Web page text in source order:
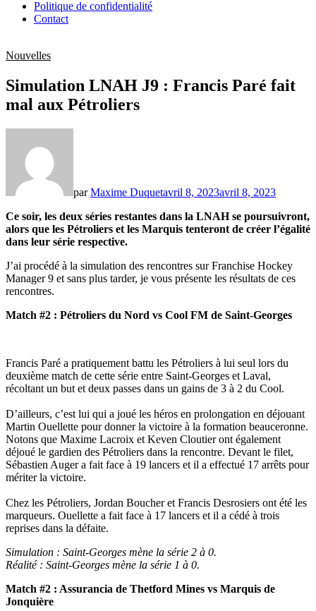
Politique de confidentialité
Contact
Nouvelles
Simulation LNAH J9 : Francis Paré fait
mal aux Pétroliers
parMaxime Duquetavril 8, 2023avril 8, 2023
Ce soir, les deux séries restantes dans la LNAH se poursuivront,
alors que les Pétroliers et les Marquis tenteront de créer l’égalité
dans leur série respective.
J’ai procédé à la simulation des rencontres sur Franchise Hockey
Manager 9 et sans plus tarder, je vous présente les résultats de ces
rencontres.
Match #2 : Pétroliers du Nord vs Cool FM de Saint-Georges
Francis Paré a pratiquement battu les Pétroliers à lui seul lors du
deuxième match de cette série entre Saint-Georges et Laval,
récoltant un but et deux passes dans un gains de 3 à 2 du Cool.
D’ailleurs, c’est lui qui a joué les héros en prolongation en déjouant
Martin Ouellette pour donner la victoire à la formation beauceronne.
Notons que Maxime Lacroix et Keven Cloutier ont également
déjoué le gardien des Pétroliers dans la rencontre. Devant le filet,
Sébastien Auger a fait face à 19 lancers et il a effectué 17 arrêts pour
mériter la victoire.
Chez les Pétroliers, Jordan Boucher et Francis Desrosiers ont été les
marqueurs. Ouellette a fait face à 17 lancers et il a cédé à trois
reprises dans la défaite.
Simulation : Saint-Georges mène la série 2 à 0.
Réalité : Saint-Georges mène la série 1 à 0.
Match #2 : Assurancia de Thetford Mines vs Marquis de
Jonquière